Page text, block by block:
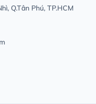
Q.Tân Phú, TP.HCM